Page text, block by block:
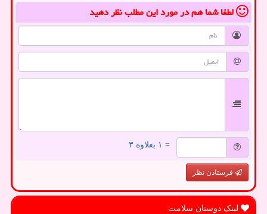
لطفا شما همدر مورد این مطلبنظر دهید
= ۱ بعلاوه ۳
فرستادن نظر
لینک دوستان سلامت